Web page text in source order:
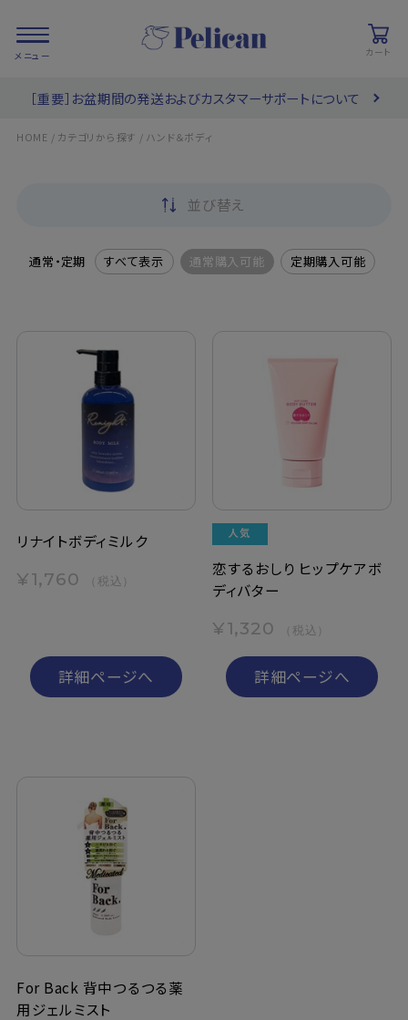
カート
PRODUCTS/ 商品を探す
定期購入
ペリカン石鹸について
よくあるご質問
利用規約
［重要］お盆期間の発送およびカスタマーサポートについて
HOME / カテゴリから探す / ハンド＆ボディ
並び替え
通常・定期 すべて表示 通常購入可能 定期購入可能
リナイトボディミルク
¥1,760 （税込）
詳細ページへ
恋するおしり ヒップケアボ
ディバター
¥1,320 （税込）
詳細ページへ
For Back 背中つるつる薬
用ジェルミスト